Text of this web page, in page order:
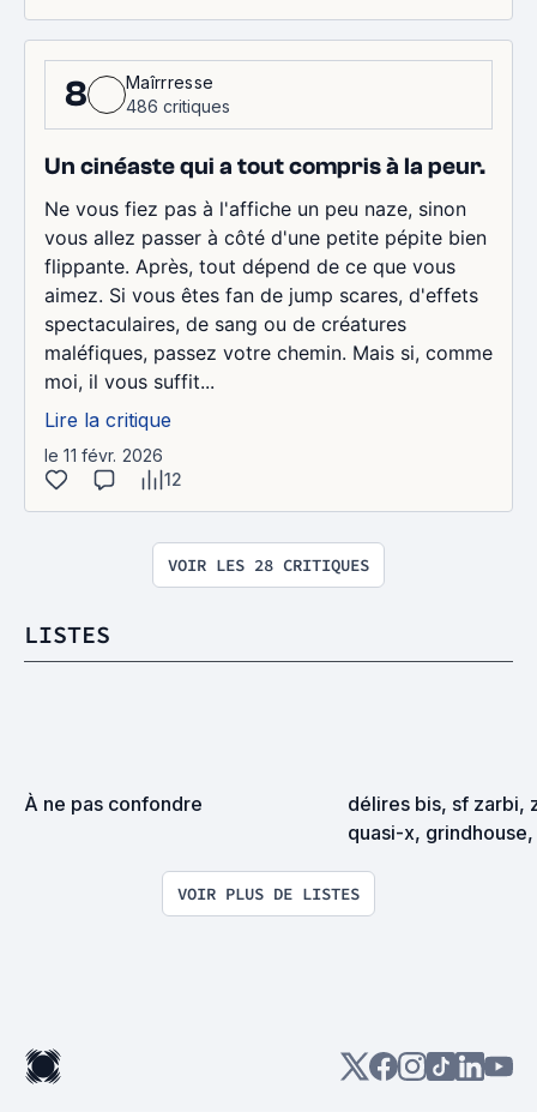
8
Maîrrresse
486 critiques
Un cinéaste qui a tout compris à la peur.
Ne vous fiez pas à l'affiche un peu naze, sinon
vous allez passer à côté d'une petite pépite bien
flippante. Après, tout dépend de ce que vous
aimez. Si vous êtes fan de jump scares, d'effets
spectaculaires, de sang ou de créatures
maléfiques, passez votre chemin. Mais si, comme
moi, il vous suffit...
Lire la critique
le 11 févr. 2026
12
VOIR LES 28 CRITIQUES
LISTES
À ne pas confondre
délires bis, sf zarbi,
quasi-x,
VOIR PLUS DE LISTES